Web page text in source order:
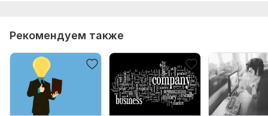
Рекомендуем также